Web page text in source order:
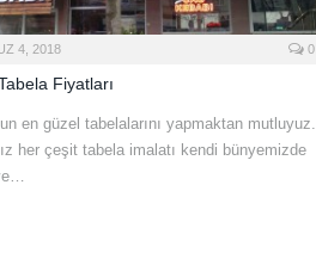
4, 2018 0
Fiyatları
en güzel tabelalarını yapmaktan mutluyuz.
her çeşit tabela imalatı kendi bünyemizde